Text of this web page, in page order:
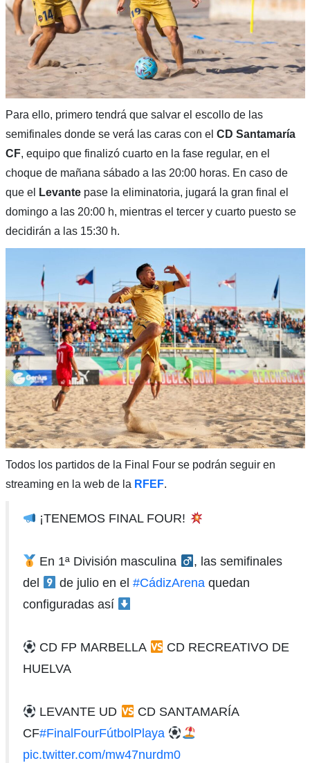
Para ello, primero tendrá que salvar el escollo de las
semifinales donde se verá las caras con el CD Santamaría
CF, equipo que finalizó cuarto en la fase regular, en el
choque de mañana sábado a las 20:00 horas. En caso de
que el
Levante pase la eliminatoria, jugará la gran final el
domingo a las 20:00 h, mientras el tercer y cuarto puesto se
decidirán a las 15:30 h.
Todos los partidos de la Final Four se podrán seguir en
streaming en la web de la RFEF.
¡TENEMOS FINAL FOUR!
En 1ª División masculina
, las semifinales
del
de julio en el#CádizArena quedan
configuradas así
CD FP MARBELLA
CD RECREATIVO DE
HUELVA
LEVANTE UD
CD SANTAMARÍA
CF#FinalFourFútbolPlaya
pic.twitter.com/mw47nurdm0